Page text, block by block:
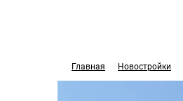
Главная Новостройки